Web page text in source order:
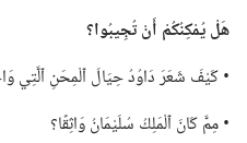
هَلْ يُمْكِنُكُمْ أَنْ تُجِيبُوا؟‏
‏• كَيْفَ شَعَرَ دَاوُدُ حِيَالَ ٱلْمِحَنِ ٱلَّتِي
‏• مِمَّ كَانَ ٱلْمَلِكُ سُلَيْمَانُ وَاثِقًا؟‏